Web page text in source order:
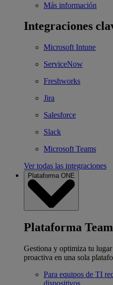
Más información
Integraciones
Microsoft Intune
ServiceNow
Freshworks
Jira
Salesforce
Slack
Microsoft Teams
Ver todas las integraciones
Plataforma ONE
Plataforma
Gestiona y optimiza tu
proactiva en una sola
Para equipos de TI